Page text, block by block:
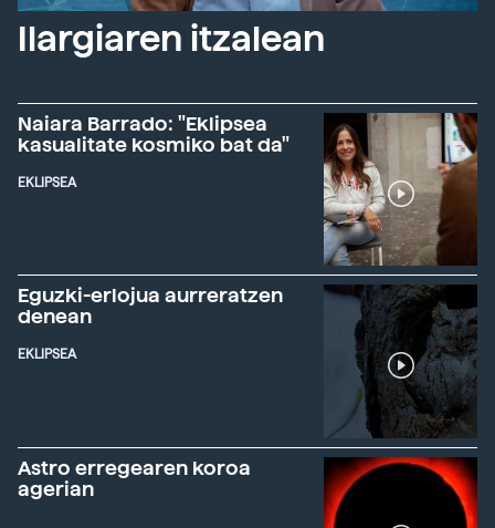
Ilargiaren itzalean
Naiara Barrado: "Eklipsea
kasualitate kosmiko bat da"
EKLIPSEA
Eguzki-erlojua aurreratzen
denean
EKLIPSEA
Astro erregearen koroa
agerian